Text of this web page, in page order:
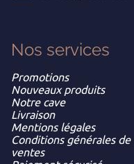
Nos services
Promotions
Nouveaux produits
Notre cave
Livraison
Mentions légales
Conditions générales de
ventes